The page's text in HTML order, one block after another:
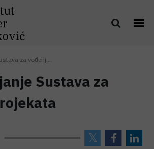
za vođenj...
Sustava za